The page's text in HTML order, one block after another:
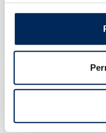
Jeu D'outils 215
0/M98430
125,00 €Prix
Paire De